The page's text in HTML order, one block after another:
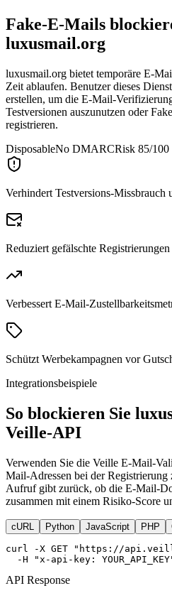
Fake-E-Mails
luxusmail.org
luxusmail.org bietet temporäre E-
Zeit ablaufen. Benutzer dieses
erstellen, um die E-Mail-
Testversionen auszunutzen oder
registrieren.
DisposableNo DMARCRisk 85/100
Verhindert Testversions-
Reduziert gefälschte
Verbessert E-Mail-
Schützt Werbekampagnen vor
Integrationsbeispiele
So blockieren Sie
Veille-API
Verwenden Sie die Veille E-Mail-
Mail-Adressen bei der
Aufruf gibt zurück, ob die E-Mail-
zusammen mit einem Risiko-Score
cURL Python JavaScript PHP
curl -X GET "https://
-H "x-api-key:
API Response